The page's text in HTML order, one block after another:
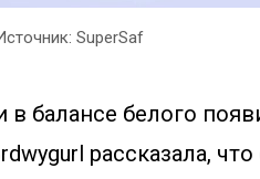
SuperSaf
балансе белого
рассказала,